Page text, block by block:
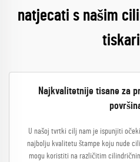
natjecati s našim
Najkvalitetnije tisane za
U našoj tvrtki cilj nam je ispunjiti
najbolju kvalitetu štampe koju nude
mogu koristiti na različitim